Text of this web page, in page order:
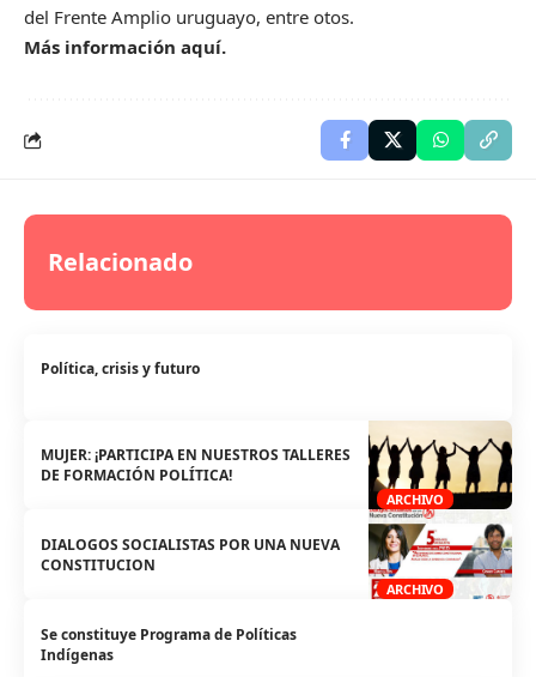
del Frente Amplio uruguayo, entre otos.
Más información aquí.
Relacionado
Política, crisis y futuro
ARCHIVO
MUJER: ¡PARTICIPA EN NUESTROS TALLERES
DE FORMACIÓN POLÍTICA!
ARCHIVO
DIALOGOS SOCIALISTAS POR UNA NUEVA
CONSTITUCION
Se constituye Programa de Políticas
Indígenas